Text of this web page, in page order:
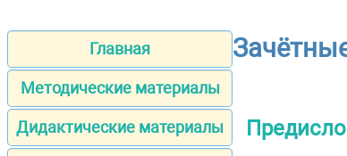
Главная
Методические материалы
Дидактические материалы